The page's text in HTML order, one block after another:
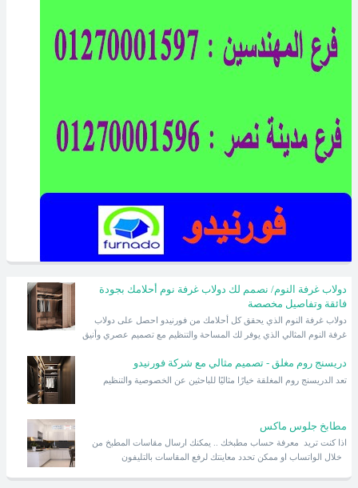
دولاب غرفة النوم/ نصمم لك دولاب غرفة نوم أحلامك بجودة
فائقة وتفاصيل مخصصة
غرفة النوم المثالي الذي يوفر لك المساحة والتنظيم مع تصميم عصري وأنيق
دريسنج روم مغلق - تصميم مثالي مع شركة فورنيدو
تعد الدريسنج روم المغلقة خيارًا مثاليًا للباحثين عن الخصوصية والتنظيم
مطابخ جلوس ماكس
اذا كنت تريد معرفة حساب مطبخك .. يمكنك ارسال مقاسات المطبخ من